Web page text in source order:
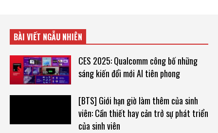
BÀI VIẾT NGẪU NHIÊN
CES 2025: Qualcomm công bố những
sáng kiến đổi mới AI tiên phong
[BTS] Giới hạn giờ làm thêm của sinh
viên: Cần thiết hay cản trở sự phát triển
của sinh viên